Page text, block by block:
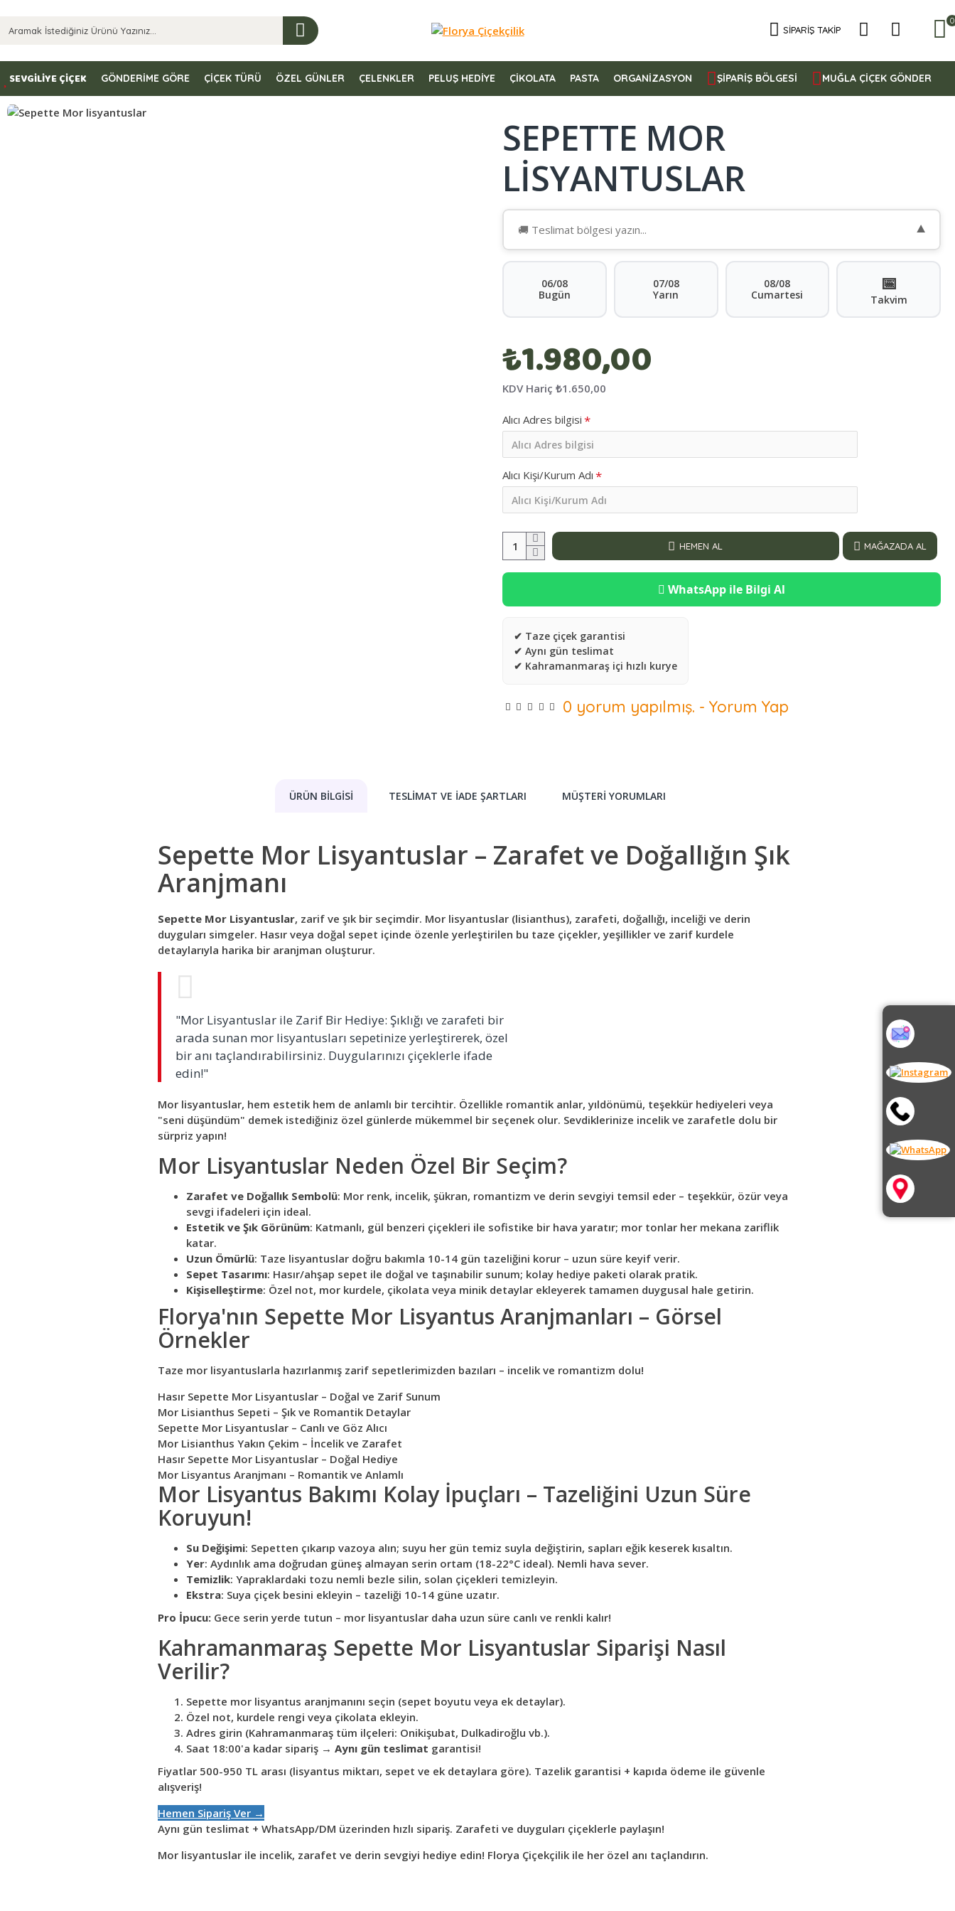
SIPARIŞ TAKIP
0
SEVGİLİYE ÇİÇEK GÖNDERİME GÖRE ÇİÇEK TÜRÜ ÖZEL GÜNLER ÇELENKLER PELUŞ HEDİYE ÇİKOLATA PASTA ORGANİZASYON ŞİPARİŞ BÖLGESİ MUĞLA ÇİÇEK GÖNDER
SEPETTE MOR
LISYANTUSLAR
▼
06/08
Bugün
07/08
Yarın
08/08
Cumartesi
📅
Takvim
0 yorum yapılmış. - Yorum Yap
₺1.980,00
KDV Hariç ₺1.650,00
Alıcı Adres bilgisi
Alıcı Kişi/Kurum Adı
HEMEN AL MAĞAZADA AL
WhatsApp ile Bilgi Al
✔ Taze çiçek garantisi
✔ Aynı gün teslimat
✔ Kahramanmaraş içi hızlı kurye
ÜRÜN BILGISI TESLIMAT VE İADE ŞARTLARI MÜŞTERI YORUMLARI
Sepette Mor Lisyantuslar – Zarafet ve Doğallığın Şık
Aranjmanı
Sepette Mor Lisyantuslar, zarif ve şık bir seçimdir. Mor lisyantuslar (lisianthus), zarafeti, doğallığı, inceliği ve derin
duyguları simgeler. Hasır veya doğal sepet içinde özenle yerleştirilen bu taze çiçekler, yeşillikler ve zarif kurdele
detaylarıyla harika bir aranjman oluşturur.
"Mor Lisyantuslar ile Zarif Bir Hediye: Şıklığı ve zarafeti bir
arada sunan mor lisyantusları sepetinize yerleştirerek, özel
bir anı taçlandırabilirsiniz. Duygularınızı çiçeklerle ifade
edin!"
Mor lisyantuslar, hem estetik hem de anlamlı bir tercihtir. Özellikle romantik anlar, yıldönümü, teşekkür hediyeleri veya
"seni düşündüm" demek istediğiniz özel günlerde mükemmel bir seçenek olur. Sevdiklerinize incelik ve zarafetle dolu bir
sürpriz yapın!
Mor Lisyantuslar Neden Özel Bir Seçim?
Zarafet ve Doğallık Sembolü: Mor renk, incelik, şükran, romantizm ve derin sevgiyi temsil eder – teşekkür, özür veya
sevgi ifadeleri için ideal.
Estetik ve Şık Görünüm: Katmanlı, gül benzeri çiçekleri ile sofistike bir hava yaratır; mor tonlar her mekana zariflik
katar.
Uzun Ömürlü: Taze lisyantuslar doğru bakımla 10-14 gün tazeliğini korur – uzun süre keyif verir.
Sepet Tasarımı: Hasır/ahşap sepet ile doğal ve taşınabilir sunum; kolay hediye paketi olarak pratik.
Kişiselleştirme: Özel not, mor kurdele, çikolata veya minik detaylar ekleyerek tamamen duygusal hale getirin.
Florya'nın Sepette Mor Lisyantus Aranjmanları – Görsel
Örnekler
Taze mor lisyantuslarla hazırlanmış zarif sepetlerimizden bazıları – incelik ve romantizm dolu!
Hasır Sepette Mor Lisyantuslar – Doğal ve Zarif Sunum
Mor Lisianthus Sepeti – Şık ve Romantik Detaylar
Sepette Mor Lisyantuslar – Canlı ve Göz Alıcı
Mor Lisianthus Yakın Çekim – İncelik ve Zarafet
Hasır Sepette Mor Lisyantuslar – Doğal Hediye
Mor Lisyantus Aranjmanı – Romantik ve Anlamlı
Mor Lisyantus Bakımı Kolay İpuçları – Tazeliğini Uzun Süre
Koruyun!
Su Değişimi: Sepetten çıkarıp vazoya alın; suyu her gün temiz suyla değiştirin, sapları eğik keserek kısaltın.
Yer: Aydınlık ama doğrudan güneş almayan serin ortam (18-22°C ideal). Nemli hava sever.
Temizlik: Yapraklardaki tozu nemli bezle silin, solan çiçekleri temizleyin.
Ekstra: Suya çiçek besini ekleyin – tazeliği 10-14 güne uzatır.
Pro İpucu: Gece serin yerde tutun – mor lisyantuslar daha uzun süre canlı ve renkli kalır!
Kahramanmaraş Sepette Mor Lisyantuslar Siparişi Nasıl
Verilir?
Sepette mor lisyantus aranjmanını seçin (sepet boyutu veya ek detaylar).
Özel not, kurdele rengi veya çikolata ekleyin.
Adres girin (Kahramanmaraş tüm ilçeleri: Onikişubat, Dulkadiroğlu vb.).
Saat 18:00'a kadar sipariş → Aynı gün teslimat garantisi!
Fiyatlar 500-950 TL arası (lisyantus miktarı, sepet ve ek detaylara göre). Tazelik garantisi + kapıda ödeme ile güvenle
alışveriş!
Hemen Sipariş Ver →
Aynı gün teslimat + WhatsApp/DM üzerinden hızlı sipariş. Zarafeti ve duyguları çiçeklerle paylaşın!
Mor lisyantuslar ile incelik, zarafet ve derin sevgiyi hediye edin! Florya Çiçekçilik ile her özel anı taçlandırın.